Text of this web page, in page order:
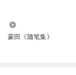
蒙田《随笔集》